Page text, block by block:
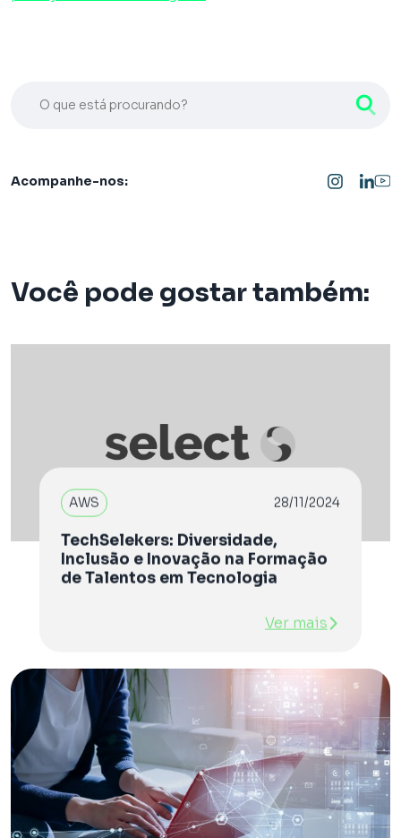
Acompanhe-nos:
Você pode gostar também:
AWS 28/11/2024
TechSelekers: Diversidade,
Inclusão e Inovação na Formação
de Talentos em Tecnologia
Ver mais